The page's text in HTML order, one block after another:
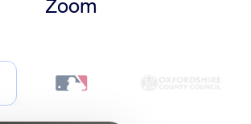
Zoom